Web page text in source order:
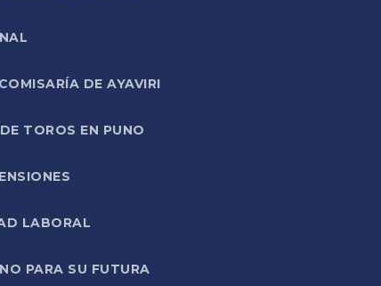
DE AYAVIRI
TOROS EN PUNO
LABORAL
PARA SU FUTURA